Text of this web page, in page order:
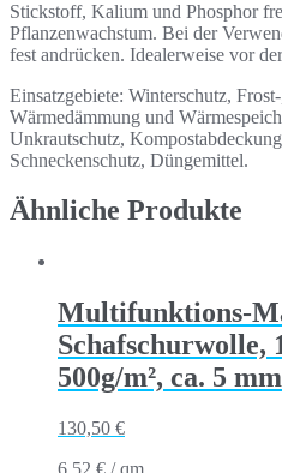
Stickstoff, Kalium und Phosphor
Pflanzenwachstum. Bei der
fest andrücken. Idealerweise vor
Einsatzgebiete: Winterschutz,
Wärmedämmung und
Unkrautschutz,
Schneckenschutz, Düngemittel.
Ähnliche Produkte
Multifunktions-
Schafschurwolle,
500g/m², ca. 5
130,50 €